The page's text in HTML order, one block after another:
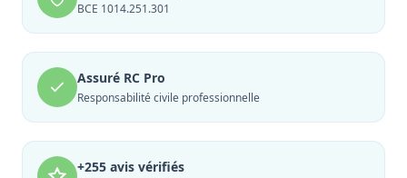
BCE 1014.251.301
Assuré RC Pro
Responsabilité civile professionnelle
+255 avis vérifiés